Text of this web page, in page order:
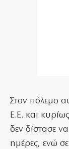
Στον πόλεμο
Ε.Ε. και
δεν δίστασε να
ημέρες, ενώ